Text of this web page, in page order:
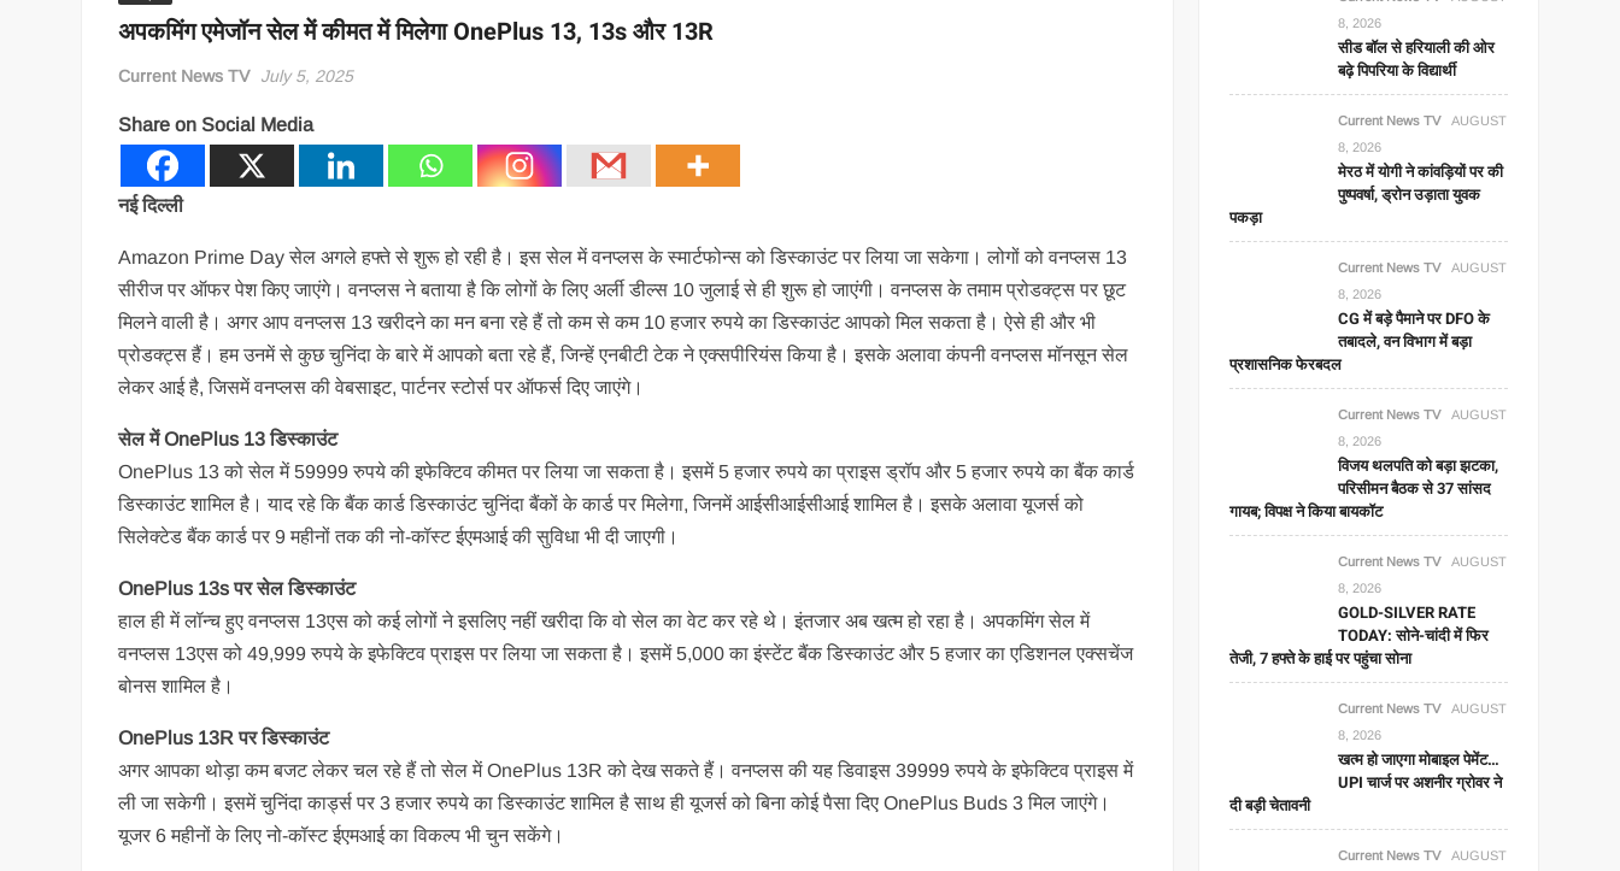
अपकमिंग एमेजॉन सेल में कीमत में मिलेगा OnePlus 13, 13s और 13R
Current News TV July 5, 2025
Share on Social Media
नई दिल्ली
Amazon Prime Day सेल अगले हफ्ते से शुरू हो रही है। इस सेल में वनप्‍लस के स्‍मार्टफोन्‍स को डिस्‍काउंट पर लिया जा सकेगा। लोगों को वनप्‍लस 13
सीरीज पर ऑफर पेश किए जाएंगे। वनप्‍लस ने बताया है कि लोगों के लिए अर्ली डील्‍स 10 जुलाई से ही शुरू हो जाएंगी। वनप्‍लस के तमाम प्रोडक्‍ट्स पर छूट
मिलने वाली है। अगर आप वनप्‍लस 13 खरीदने का मन बना रहे हैं तो कम से कम 10 हजार रुपये का डिस्‍काउंट आपको मिल सकता है। ऐसे ही और भी
प्रोडक्‍ट्स हैं। हम उनमें से कुछ चुनिंदा के बारे में आपको बता रहे हैं, जिन्‍हें एनबीटी टेक ने एक्‍सपीरियंस किया है। इसके अलावा कंपनी वनप्‍लस मॉनसून सेल
लेकर आई है, जिसमें वनप्‍लस की वेबसाइट, पार्टनर स्‍टोर्स पर ऑफर्स दिए जाएंगे।
सेल में OnePlus 13 डिस्‍काउंट
OnePlus 13 को सेल में 59999 रुपये की इफेक्‍ट‍िव कीमत पर लिया जा सकता है। इसमें 5 हजार रुपये का प्राइस ड्रॉप और 5 हजार रुपये का बैंक कार्ड
डिस्‍काउंट शामिल है। याद रहे कि बैंक कार्ड डिस्‍काउंट चुनिंदा बैंकों के कार्ड पर मिलेगा, जिनमें आईसीआईसीआई शामिल है। इसके अलावा यूजर्स को
सिलेक्‍टेड बैंक कार्ड पर 9 महीनों तक की नो-कॉस्‍ट ईएमआई की सुविधा भी दी जाएगी।
OnePlus 13s पर सेल डिस्‍काउंट
हाल ही में लॉन्‍च हुए वनप्‍लस 13एस को कई लोगों ने इसलिए नहीं खरीदा कि वो सेल का वेट कर रहे थे। इंतजार अब खत्‍म हो रहा है। अपकमिंग सेल में
वनप्‍लस 13एस को 49,999 रुपये के इफेक्‍ट‍िव प्राइस पर लिया जा सकता है। इसमें 5,000 का इंस्‍टेंट बैंक डिस्‍काउंट और 5 हजार का एडिशनल एक्‍सचेंज
बोनस शामिल है।
OnePlus 13R पर डिस्‍काउंट
अगर आपका थोड़ा कम बजट लेकर चल रहे हैं तो सेल में OnePlus 13R को देख सकते हैं। वनप्‍लस की यह डिवाइस 39999 रुपये के इफेक्‍ट‍िव प्राइस में
ली जा सकेगी। इसमें चुनिंदा कार्ड्स पर 3 हजार रुपये का डिस्‍काउंट शामिल है साथ ही यूजर्स को बिना कोई पैसा दिए OnePlus Buds 3 मिल जाएंगे।
यूजर 6 महीनों के लिए नो-कॉस्‍ट ईएमआई का विकल्‍प भी चुन सकेंगे।
8, 2026
सीड बॉल से हरियाली की ओर
बढ़े पिपरिया के विद्यार्थी
Current News TV
AUGUST
8, 2026
मेरठ में योगी ने कांवड़ियों पर की
पुष्पवर्षा, ड्रोन उड़ाता युवक
पकड़ा
Current News TV
AUGUST
8, 2026
CG में बड़े पैमाने पर DFO के
तबादले, वन विभाग में बड़ा
प्रशासनिक फेरबदल
Current News TV
AUGUST
8, 2026
विजय थलपति को बड़ा झटका,
परिसीमन बैठक से 37 सांसद
गायब; विपक्ष ने किया बायकॉट
Current News TV
AUGUST
8, 2026
GOLD-SILVER RATE
TODAY: सोने-चांदी में फिर
तेजी, 7 हफ्ते के हाई पर पहुंचा सोना
Current News TV
AUGUST
8, 2026
खत्म हो जाएगा मोबाइल पेमेंट…
UPI चार्ज पर अशनीर ग्रोवर ने
दी बड़ी चेतावनी
Current News TV
AUGUST